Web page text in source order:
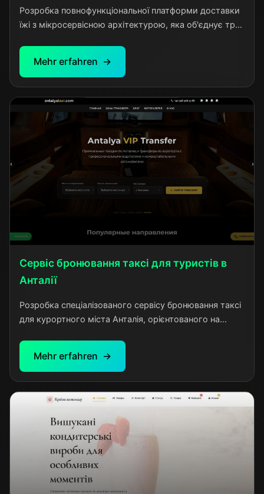
Розробка повнофункціональної платформи доставки
їжі з мікросервісною архітектурою, яка об'єднує три
Проект створений за аналогією з популярними
сервісами на кшталт Bolt Food, але з урахуванням
технічними рішеннями.
Mehr erfahren
Сервіс бронювання таксі для туристів в
Анталії
Розробка спеціалізованого сервісу бронювання таксі
для курортного міста Анталія, орієнтованого на
створений для вирішення типової проблеми
відпочиваючих - потреби у надійному та зручному
визначних пам'яток та інших туристичних локацій.
Mehr erfahren